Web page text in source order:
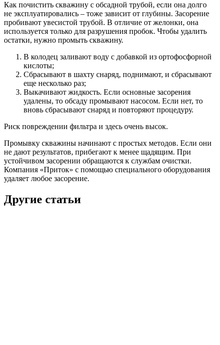
Как почистить скважину с обсадной трубой, если она долго
не эксплуатировались – тоже зависит от глубины. Засорение
пробивают увесистой трубой. В отличие от желонки, она
используется только для разрушения пробок. Чтобы удалить
остатки, нужно промыть скважину.
В колодец заливают воду с добавкой из ортофосфорной
кислоты;
Сбрасывают в шахту снаряд, поднимают, и сбрасывают
еще несколько раз;
Выкачивают жидкость. Если основные засорения
удалены, то обсаду промывают насосом. Если нет, то
вновь сбрасывают снаряд и повторяют процедуру.
Риск повреждении фильтра и здесь очень высок.
Промывку скважины начинают с простых методов. Если они
не дают результатов, прибегают к менее щадящим. При
устойчивом засорении обращаются к службам очистки.
Компания «Приток» с помощью специального оборудования
удаляет любое засорение.
Другие статьи